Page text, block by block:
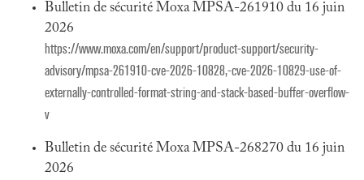
Bulletin de sécurité Moxa MPSA-261910 du 16 juin
2026
https://www.moxa.com/en/support/product-support/security-
advisory/mpsa-261910-cve-2026-10828,-cve-2026-10829-use-of-
externally-controlled-format-string-and-stack-based-buffer-overflow-
v
Bulletin de sécurité Moxa MPSA-268270 du 16 juin
2026